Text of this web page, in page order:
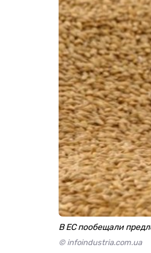
В ЕС пообещали
© infoindustria.com.ua